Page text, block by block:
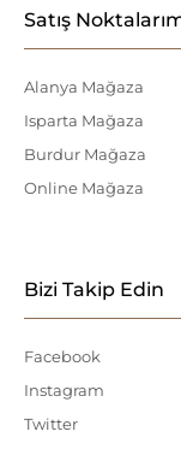
Satış
Alanya Mağaza
Isparta Mağaza
Burdur Mağaza
Online Mağaza
Bizi Takip Edin
Facebook
Instagram
Twitter